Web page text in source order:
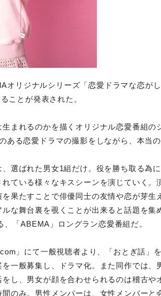
オリジナルシリーズ「恋愛ドラマな恋がし
ことが発表された。
まれるのかを描くオリジナル恋愛番組の
ある恋愛ドラマの撮影をしながら、本当の
選ばれた男女1組だけ。役を勝ち取る為に
ている様々なキスシーンを演じていく。
果たすことで俳優同士の友情や恋が芽生え
な舞台裏を覗くことが出来ると話題を集
「ABEMA」ロングラン恋愛番組だ。
」にて一般視聴者より、「おとぎ話」を
一般募集し、ドラマ化。また同作では、
し、男女が顔を合わせられるのは稽古や
のみ。男性メンバーは、女性メンバーと